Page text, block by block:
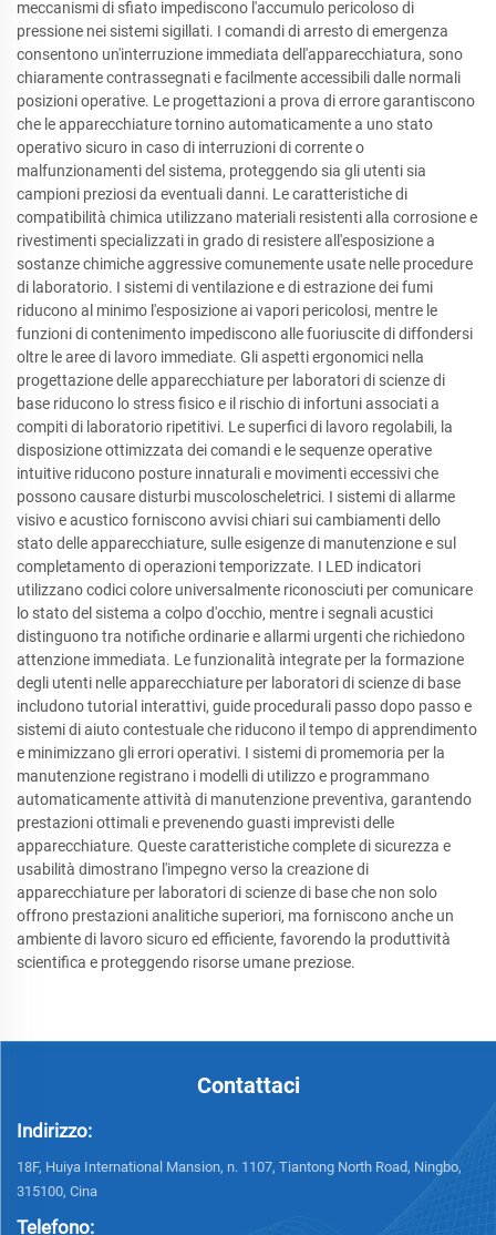
meccanismi di sfiato impediscono l'accumulo pericoloso di
pressione nei sistemi sigillati. I comandi di arresto di emergenza
consentono un'interruzione immediata dell'apparecchiatura, sono
chiaramente contrassegnati e facilmente accessibili dalle normali
posizioni operative. Le progettazioni a prova di errore garantiscono
che le apparecchiature tornino automaticamente a uno stato
operativo sicuro in caso di interruzioni di corrente o
malfunzionamenti del sistema, proteggendo sia gli utenti sia
campioni preziosi da eventuali danni. Le caratteristiche di
compatibilità chimica utilizzano materiali resistenti alla corrosione e
rivestimenti specializzati in grado di resistere all'esposizione a
sostanze chimiche aggressive comunemente usate nelle procedure
di laboratorio. I sistemi di ventilazione e di estrazione dei fumi
riducono al minimo l'esposizione ai vapori pericolosi, mentre le
funzioni di contenimento impediscono alle fuoriuscite di diffondersi
oltre le aree di lavoro immediate. Gli aspetti ergonomici nella
progettazione delle apparecchiature per laboratori di scienze di
base riducono lo stress fisico e il rischio di infortuni associati a
compiti di laboratorio ripetitivi. Le superfici di lavoro regolabili, la
disposizione ottimizzata dei comandi e le sequenze operative
intuitive riducono posture innaturali e movimenti eccessivi che
possono causare disturbi muscoloscheletrici. I sistemi di allarme
visivo e acustico forniscono avvisi chiari sui cambiamenti dello
stato delle apparecchiature, sulle esigenze di manutenzione e sul
completamento di operazioni temporizzate. I LED indicatori
utilizzano codici colore universalmente riconosciuti per comunicare
lo stato del sistema a colpo d'occhio, mentre i segnali acustici
distinguono tra notifiche ordinarie e allarmi urgenti che richiedono
attenzione immediata. Le funzionalità integrate per la formazione
degli utenti nelle apparecchiature per laboratori di scienze di base
includono tutorial interattivi, guide procedurali passo dopo passo e
sistemi di aiuto contestuale che riducono il tempo di apprendimento
e minimizzano gli errori operativi. I sistemi di promemoria per la
manutenzione registrano i modelli di utilizzo e programmano
automaticamente attività di manutenzione preventiva, garantendo
prestazioni ottimali e prevenendo guasti imprevisti delle
apparecchiature. Queste caratteristiche complete di sicurezza e
usabilità dimostrano l'impegno verso la creazione di
apparecchiature per laboratori di scienze di base che non solo
offrono prestazioni analitiche superiori, ma forniscono anche un
ambiente di lavoro sicuro ed efficiente, favorendo la produttività
scientifica e proteggendo risorse umane preziose.
Contattaci
Indirizzo:
18F, Huiya International Mansion, n. 1107, Tiantong North Road, Ningbo,
315100, Cina
Telefono: